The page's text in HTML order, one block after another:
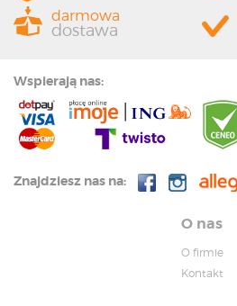
darmowa
dostawa
Wspierają nas:
Znajdziesz nas na:
O nas
O firmie
Kontakt